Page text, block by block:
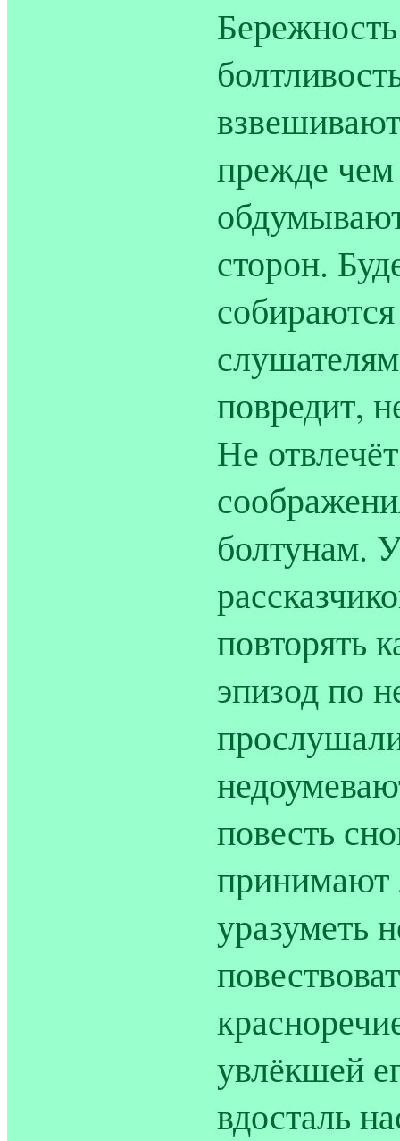
прежде
сторон.
повредит,
Не
болтунам.
повторять
эпизод по
повесть
принимают
уразуметь
увлёкшей
вдосталь